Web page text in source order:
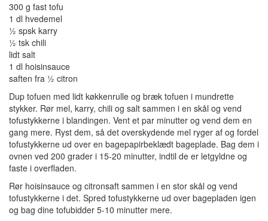
300 g fast tofu
1 dl hvedemel
½ spsk karry
½ tsk chili
lidt salt
1 dl hoisinsauce
saften fra ½ citron
Dup tofuen med lidt køkkenrulle og bræk tofuen i mundrette
stykker. Rør mel, karry, chili og salt sammen i en skål og vend
tofustykkerne i blandingen. Vent et par minutter og vend dem en
gang mere. Ryst dem, så det overskydende mel ryger af og fordel
tofustykkerne ud over en bagepapirbeklædt bageplade. Bag dem i
ovnen ved 200 grader i 15-20 minutter, indtil de er letgyldne og
faste i overfladen.
Rør hoisinsauce og citronsaft sammen i en stor skål og vend
tofustykkerne i det. Spred tofustykkerne ud over bagepladen igen
og bag dine tofubidder 5-10 minutter mere.